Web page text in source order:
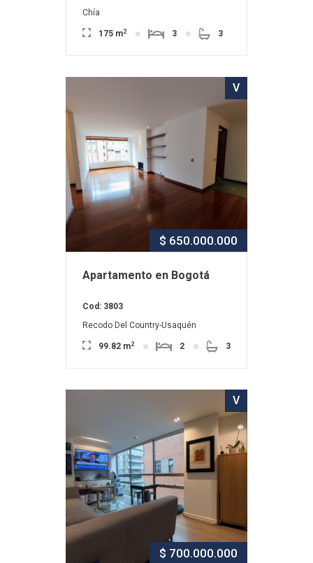
Chía
175 m2 3 3
V
$ 650.000.000
Apartamento en Bogotá
Cod: 3803
Recodo Del Country-Usaquén
99.82 m2 2 3
V
$ 700.000.000